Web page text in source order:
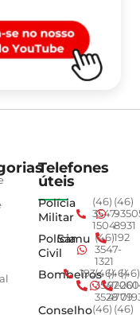
Telefones
úteis
Polícia
Militar
(46)
3547-
1504
(46)
8931
Polícia
Civil
Samu (46)
3547-
1321
192
Bombeiros
193(46)
3547-
3528
(46)
4779
(46)
Conselho(46) (46)